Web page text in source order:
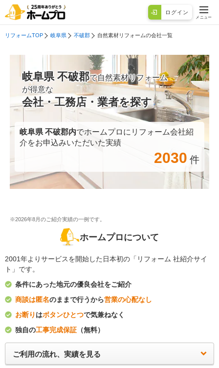
ログイン
メニュー
リフォームTOP 岐阜県 不破郡 自然素材リフォームの会社一覧
岐阜県 不破郡で自然素材リフォーム
が得意な
会社・工務店・業者を探す
岐阜県 不破郡内でホームプロにリフォーム会社紹
介をお申込みいただいた実績
2030 件
※2026年8月のご紹介実績の一例です。
ホームプロについて
2001年よりサービスを開始した日本初の「リフォーム 社紹介サイ
ト」です。
条件にあった地元の優良会社をご紹介
商談は匿名のままで行うから営業の心配なし
お断り はボタンひとつで気兼ねなく
独自の工事完成保証 （無料）
ご利用の流れ、実績を見る